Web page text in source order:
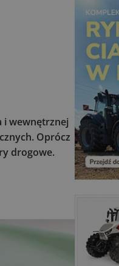
i wewnętrznej
Oprócz
drogowe.